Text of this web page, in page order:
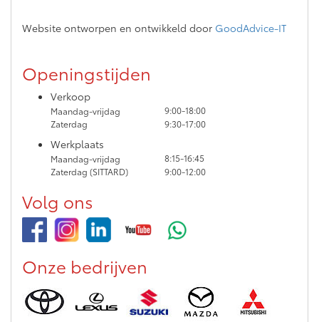
Website ontworpen en ontwikkeld door GoodAdvice-IT
Openingstijden
Verkoop
Maandag-vrijdag
9:00-18:00
Zaterdag
9:30-17:00
Werkplaats
Maandag-vrijdag
8:15-16:45
Zaterdag (SITTARD)
9:00-12:00
Volg ons
Onze bedrijven